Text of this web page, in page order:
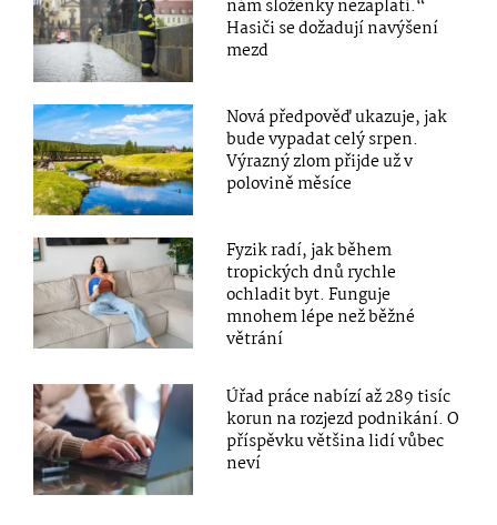
nám složenky nezaplatí.“
Hasiči se dožadují navýšení
mezd
Nová předpověď ukazuje, jak
bude vypadat celý srpen.
Výrazný zlom přijde už v
polovině měsíce
Fyzik radí, jak během
tropických dnů rychle
ochladit byt. Funguje
mnohem lépe než běžné
větrání
Úřad práce nabízí až 289 tisíc
korun na rozjezd podnikání. O
příspěvku většina lidí vůbec
neví